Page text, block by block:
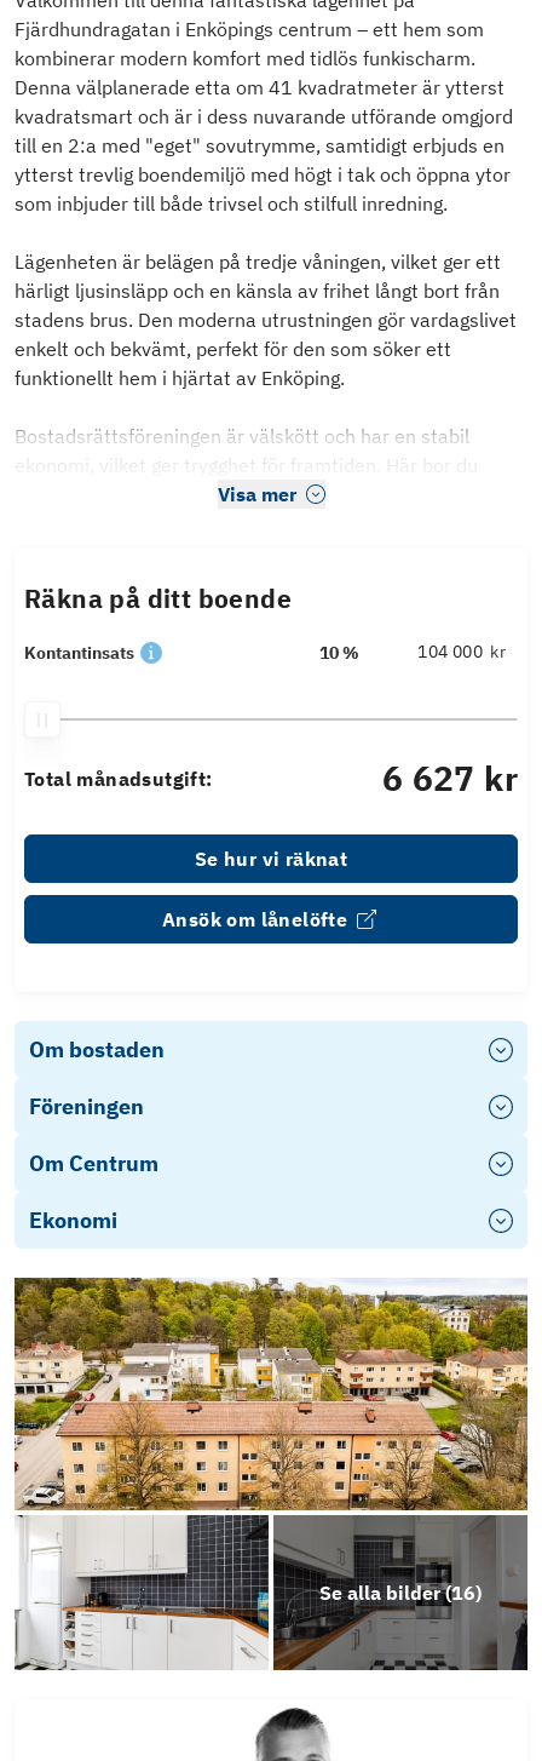
Fjärdhundragatan i Enköpings centrum – ett hem som
kombinerar modern komfort med tidlös funkischarm.
Denna välplanerade etta om 41 kvadratmeter är ytterst
kvadratsmart och är i dess nuvarande utförande omgjord
till en 2:a med "eget" sovutrymme, samtidigt erbjuds en
ytterst trevlig boendemiljö med högt i tak och öppna ytor
som inbjuder till både trivsel och stilfull inredning.
Lägenheten är belägen på tredje våningen, vilket ger ett
härligt ljusinsläpp och en känsla av frihet långt bort från
stadens brus. Den moderna utrustningen gör vardagslivet
enkelt och bekvämt, perfekt för den som söker ett
funktionellt hem i hjärtat av Enköping.
Bostadsrättsföreningen är välskött och har en stabil
ekonomi, vilket ger trygghet för framtiden. Här bor du
Visa mer
Räkna på ditt boende
Kontantinsats 10 % kr
Total månadsutgift: 6 627 kr
Se hur vi räknat
Ansök om lånelöfte
Om bostaden
Föreningen
Om Centrum
Ekonomi
Se alla bilder (16)